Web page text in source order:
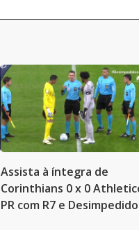
Assista à íntegra de
Corinthians 0 x 0
PR com R7 e